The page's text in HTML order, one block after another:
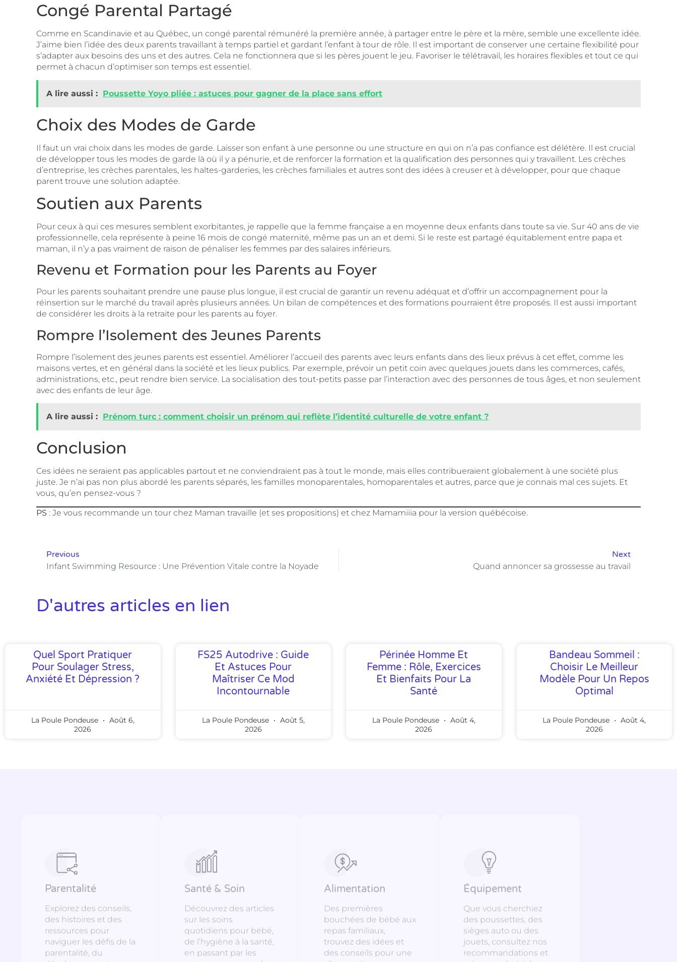
Congé Parental Partagé
Comme en Scandinavie et au Québec, un congé parental rémunéré la première année, à partager entre le père et la mère, semble une excellente idée.
J’aime bien l’idée des deux parents travaillant à temps partiel et gardant l’enfant à tour de rôle. Il est important de conserver une certaine flexibilité pour
s’adapter aux besoins des uns et des autres. Cela ne fonctionnera que si les pères jouent le jeu. Favoriser le télétravail, les horaires flexibles et tout ce qui
permet à chacun d’optimiser son temps est essentiel.
A lire aussi : Poussette Yoyo pliée : astuces pour gagner de la place sans effort
Choix des Modes de Garde
Il faut un vrai choix dans les modes de garde. Laisser son enfant à une personne ou une structure en qui on n’a pas confiance est délétère. Il est crucial
de développer tous les modes de garde là où il y a pénurie, et de renforcer la formation et la qualification des personnes qui y travaillent. Les crèches
d’entreprise, les crèches parentales, les haltes-garderies, les crèches familiales et autres sont des idées à creuser et à développer, pour que chaque
parent trouve une solution adaptée.
Soutien aux Parents
Pour ceux à qui ces mesures semblent exorbitantes, je rappelle que la femme française a en moyenne deux enfants dans toute sa vie. Sur 40 ans de vie
professionnelle, cela représente à peine 16 mois de congé maternité, même pas un an et demi. Si le reste est partagé équitablement entre papa et
maman, il n’y a pas vraiment de raison de pénaliser les femmes par des salaires inférieurs.
Revenu et Formation pour les Parents au Foyer
Pour les parents souhaitant prendre une pause plus longue, il est crucial de garantir un revenu adéquat et d’offrir un accompagnement pour la
réinsertion sur le marché du travail après plusieurs années. Un bilan de compétences et des formations pourraient être proposés. Il est aussi important
de considérer les droits à la retraite pour les parents au foyer.
Rompre l’Isolement des Jeunes Parents
Rompre l’isolement des jeunes parents est essentiel. Améliorer l’accueil des parents avec leurs enfants dans des lieux prévus à cet effet, comme les
maisons vertes, et en général dans la société et les lieux publics. Par exemple, prévoir un petit coin avec quelques jouets dans les commerces, cafés,
administrations, etc., peut rendre bien service. La socialisation des tout-petits passe par l’interaction avec des personnes de tous âges, et non seulement
avec des enfants de leur âge.
A lire aussi : Prénom turc : comment choisir un prénom qui reflète l’identité culturelle de votre enfant ?
Conclusion
Ces idées ne seraient pas applicables partout et ne conviendraient pas à tout le monde, mais elles contribueraient globalement à une société plus
juste. Je n’ai pas non plus abordé les parents séparés, les familles monoparentales, homoparentales et autres, parce que je connais mal ces sujets. Et
vous, qu’en pensez-vous ?
PS : Je vous recommande un tour chez Maman travaille (et ses propositions) et chez Mamamiiia pour la version québécoise.
Previous
Infant Swimming Resource : Une Prévention Vitale contre la Noyade
Next
Quand annoncer sa grossesse au travail
D'autres articles en lien
Quel Sport Pratiquer
Pour Soulager Stress,
Anxiété Et Dépression ?
La Poule Pondeuse
Août 6,
2026
FS25 Autodrive : Guide
Et Astuces Pour
Maîtriser Ce Mod
Incontournable
La Poule Pondeuse
Août 5,
2026
Périnée Homme Et
Femme : Rôle, Exercices
Et Bienfaits Pour La
Santé
La Poule Pondeuse
Août 4,
2026
Bandeau Sommeil :
Choisir Le Meilleur
Modèle Pour Un Repos
Optimal
La Poule Pondeuse
Août 4,
2026
Parentalité
Explorez des conseils,
des histoires et des
ressources pour
naviguer les défis de la
parentalité, du
Santé & Soin
Découvrez des articles
sur les soins
quotidiens pour bébé,
de l’hygiène à la santé,
en passant par les
Alimentation
Des premières
bouchées de bébé aux
repas familiaux,
trouvez des idées et
des conseils pour une
Équipement
Que vous cherchiez
des poussettes, des
sièges auto ou des
jouets, consultez nos
recommandations et